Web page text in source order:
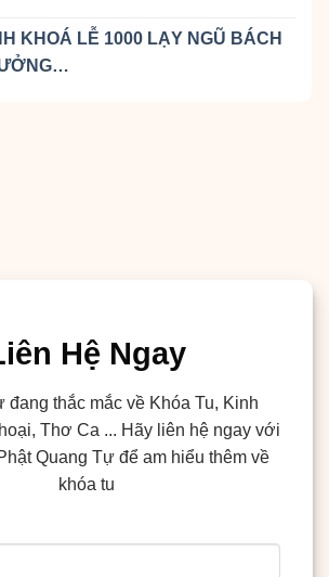
KHOÁ LỄ 1000 LẠY NGŨ BÁCH
Hệ Ngay
đang thắc mắc về Khóa Tu, Kinh
Thơ Ca ... Hãy liên hệ ngay với
Quang Tự để am hiểu thêm về
khóa tu